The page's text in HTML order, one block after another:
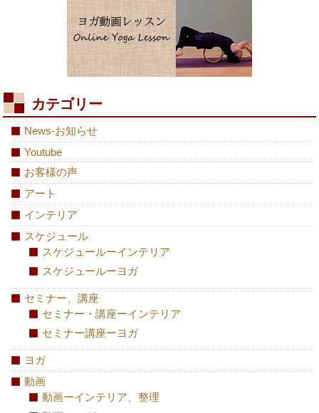
カテゴリー
News-お知らせ
Youtube
お客様の声
アート
インテリア
スケジュール
スケジュールーインテリア
スケジュールーヨガ
セミナー、講座
セミナー・講座ーインテリア
セミナー講座ーヨガ
ヨガ
動画
動画ーインテリア、整理